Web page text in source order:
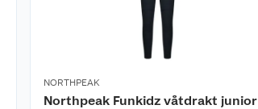
NORTHPEAK
Northpeak Funkidz våtdrakt junior